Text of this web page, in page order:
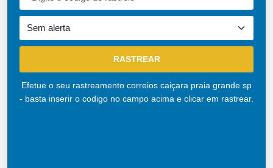
Efetue o seu rastreamento correios caiçara praia grande sp
- basta inserir o codigo no campo acima e clicar em rastrear.